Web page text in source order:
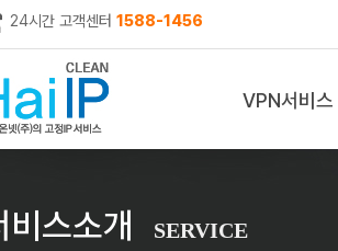
24시간 고객센터 1588-1456
VPN서비스
비스소개 SERVICE